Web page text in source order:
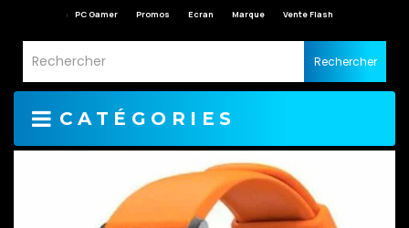
PC Gamer Promos Ecran Marque Vente Flash
Rechercher
CATÉGORIES